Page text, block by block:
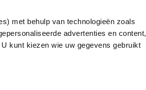
met behulp van technologieën zoals
advertenties en content,
kunt kiezen wie uw gegevens gebruikt